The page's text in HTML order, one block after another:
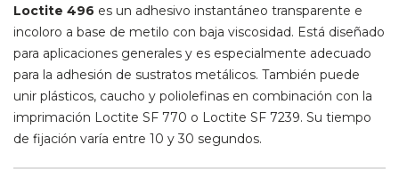
Loctite 496 es un adhesivo instantáneo transparente e
incoloro a base de metilo con baja viscosidad. Está diseñado
para aplicaciones generales y es especialmente adecuado
para la adhesión de sustratos metálicos. También puede
unir plásticos, caucho y poliolefinas en combinación con la
imprimación Loctite SF 770 o Loctite SF 7239. Su tiempo
de fijación varía entre 10 y 30 segundos.